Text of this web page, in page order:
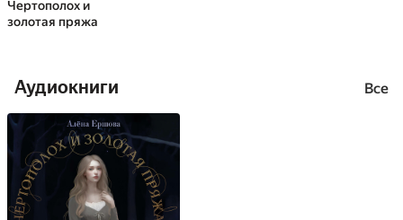
Чертополох и
золотая пряжа
Аудиокниги Все